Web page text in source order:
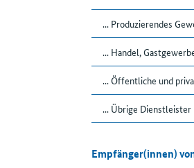
... Produzierendes
... Handel,
... Öffentliche und
... Übrige Dienstleister
Empfänger(innen)